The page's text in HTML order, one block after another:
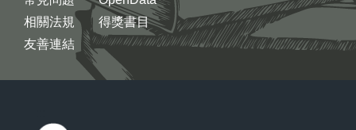
相關法規
友善連結
得獎書目